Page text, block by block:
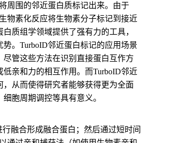
周围的邻近蛋白质标记出来。由于
物素化反应将生物素分子标记到接近
质组学领域提供了强有力的工具，
。TurboID邻近蛋白标记的应用场景
管这些方法在识别直接蛋白互作方
亲和力的相互作用。而TurboID邻近
从而使得研究者能够获得更为全面
胞周期调控等具有意义。
融合形成融合蛋白；然后通过短时间